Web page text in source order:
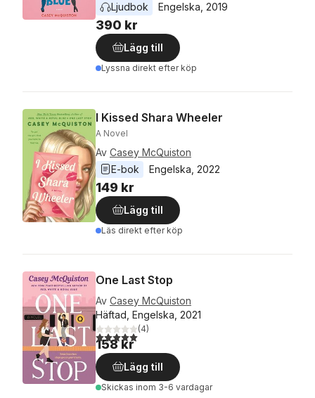
Ljudbok
Engelska 2019
390 kr
Lägg till
Lyssna direkt efter köp
I Kissed Shara Wheeler
A Novel
Av Casey McQuiston
E-bok
Engelska 2022
149 kr
Lägg till
Läs direkt efter köp
One Last Stop
Av Casey McQuiston
Häftad, Engelska, 2021
5,0utav 5 stjärnor. Totalt antal röster:
(4)
158 kr
Lägg till
Skickas inom 3-6 vardagar